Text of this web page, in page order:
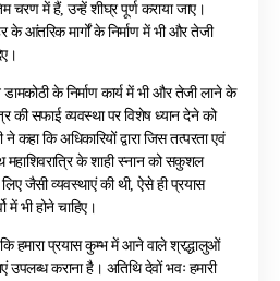
चरण में हैं, उन्हें शीघ्र पूर्ण कराया जाए।
के आंतरिक मार्गों के निर्माण में भी और तेजी
के निर्माण कार्य में भी और तेजी लाने के
की सफाई व्यवस्था पर विशेष ध्यान देने को
कहा कि अधिकारियों द्वारा जिस तत्परता एवं
महाशिवरात्रि के शाही स्नान को सकुशल
जैसी व्यवस्थाएं की थी, ऐसे ही प्रयास
में भी होने चाहिए।
हमारा प्रयास कुम्भ में आने वाले श्रद्धालुओं
उपलब्ध कराना है। अतिथि देवों भवः हमारी